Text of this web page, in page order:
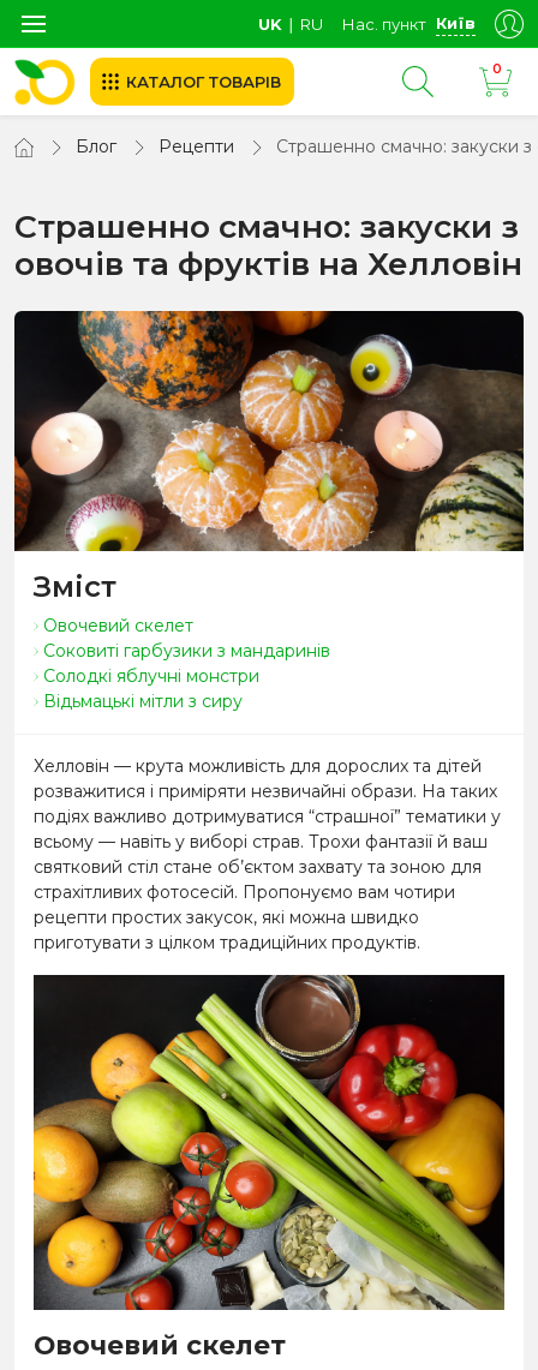
UK ∣ RU Нас. пункт Київ
КАТАЛОГ ТОВАРІВ
0
Блог Рецепти Страшенно смачно: закуски з
Страшенно смачно: закуски з
овочів та фруктів на Хелловін
Зміст
Овочевий скелет
Соковиті гарбузики з мандаринів
Солодкі яблучні монстри
Відьмацькі мітли з сиру
Хелловін — крута можливість для дорослих та дітей
розважитися і приміряти незвичайні образи. На таких
подіях важливо дотримуватися “страшної” тематики у
всьому — навіть у виборі страв. Трохи фантазії й ваш
святковий стіл стане об’єктом захвату та зоною для
страхітливих фотосесій. Пропонуємо вам чотири
рецепти простих закусок, які можна швидко
приготувати з цілком традиційних продуктів.
Овочевий скелет